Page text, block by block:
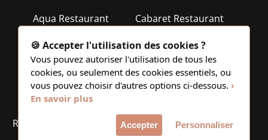
Aqua Restaurant
Cabaret Restaurant
Lieux d'émotions
Salon des Miroirs
Paillettes
La beach parisienne
Bouillon de Paris
Restaurant festif
Thé dansant Diner Club
🍪 Accepter l'utilisation des cookies ?
Vous pouvez autoriser l'utilisation de tous les
cookies, ou seulement des cookies essentiels, ou
vous pouvez choisir d'autres options ci-dessous. ›
En savoir plus
Accepter Personnaliser